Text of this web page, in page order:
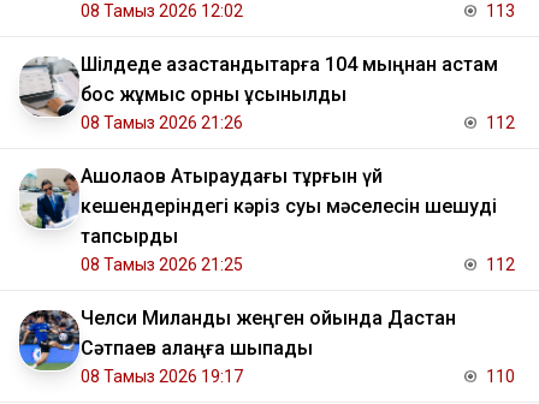
08 Тамыз 2026 12:02 113
​Шілдеде қазақстандықтарға 104 мыңнан астам
бос жұмыс орны ұсынылды
08 Тамыз 2026 21:26 112
​Ақшолақов Атыраудағы тұрғын үй
кешендеріндегі кәріз суы мәселесін шешуді
тапсырды
08 Тамыз 2026 21:25 112
Челси Миланды жеңген ойында Дастан
Сәтпаев алаңға шықпады
08 Тамыз 2026 19:17 110